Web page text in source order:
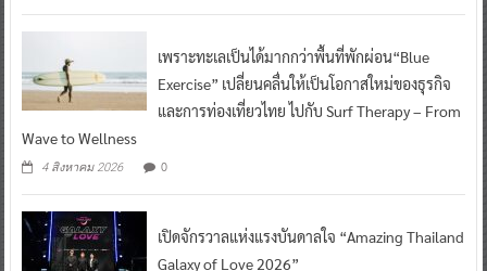
เพราะทะเลเป็นได้มากกว่าพื้นที่พักผ่อน“Blue
Exercise” เปลี่ยนคลื่นให้เป็นโอกาสใหม่ของธุรกิจ
และการท่องเที่ยวไทย ไปกับ Surf Therapy – From
Wave to Wellness
4 สิงหาคม 2026 0
เปิดจักรวาลแห่งแรงบันดาลใจ “Amazing Thailand
Galaxy of Love 2026”